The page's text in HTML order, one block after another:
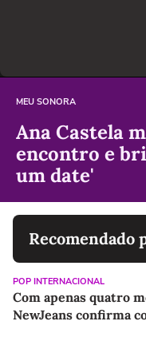
MEU SONORA
Ana Castela
encontro e
um date'
Recomendado
POP INTERNACIONAL
Com apenas quatro
NewJeans confirma